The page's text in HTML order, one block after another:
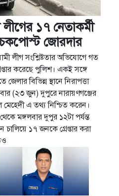
১৭ নেতাকর্মী
চেকপোস্ট জোরদার
লীগ সংশ্লিষ্টতার অভিযোগে গত
করেছে পুলিশ। একই সঙ্গে
বিভিন্ন স্থানে নিরাপত্তা
(২৩ জুন) দুপুরে নারায়ণগঞ্জের
এ তথ্য নিশ্চিত করেন।
মঙ্গলবার দুপুর ১২টা পর্যন্ত
১৭ জনকে গ্রেপ্তার করা